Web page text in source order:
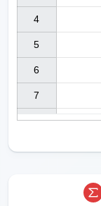
4
5
6
7